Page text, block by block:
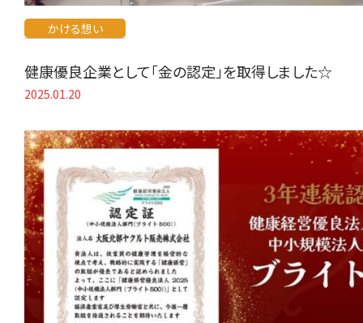
かける想い
健康優良企業として「金の認定」を取得しました☆
2025.01.20